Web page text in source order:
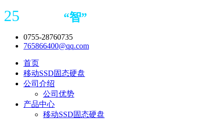
25 “智”
0755-28760735
765866400@qq.com
首页
移动SSD固态硬盘
公司介绍
公司优势
产品中心
移动SSD固态硬盘